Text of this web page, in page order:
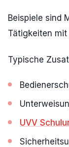
Beispiele sind
Tätigkeiten mit
Typische
UVV